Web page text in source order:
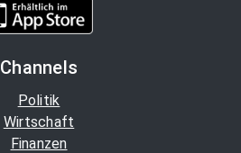
Channels
Politik
Wirtschaft
Finanzen